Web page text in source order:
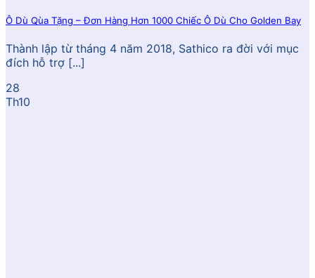
Ô Dù Qùa Tặng – Đơn Hàng Hơn 1000 Chiếc Ô Dù Cho Golden Bay
Thành lập từ tháng 4 năm 2018, Sathico ra đời với mục
đích hỗ trợ [...]
28
Th10